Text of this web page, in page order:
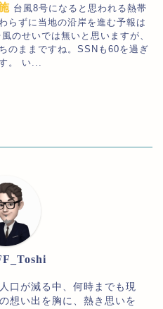
台風8号になると思われる熱帯
らずに当地の沿岸を進む予報は
のせいでは無いと思いますが、
のままですね。SSNも60を過ぎ
。 い...
口が減る中、何時までも現
想い出を胸に、熱き思いを